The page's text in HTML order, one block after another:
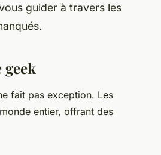
guider à travers les
geek
fait pas exception. Les
entier, offrant des